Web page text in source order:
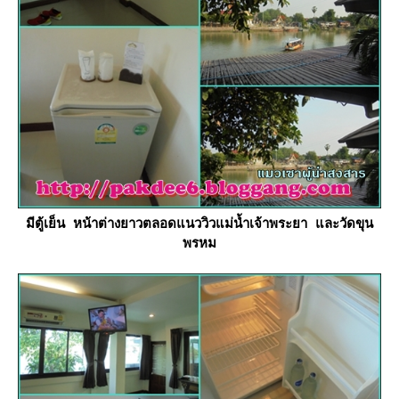
มีตู้เย็น หน้าต่างยาวตลอดแนววิวแม่น้ำเจ้าพระยา และวัดขุน
พรหม